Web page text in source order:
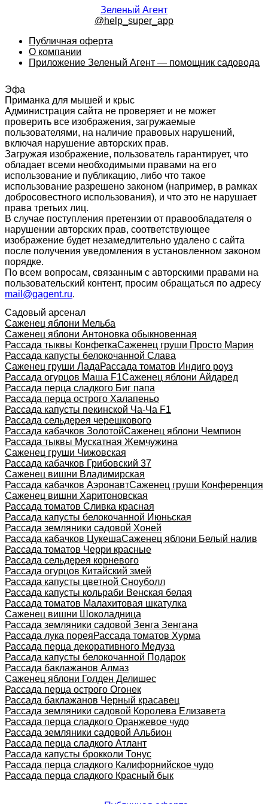
Зеленый Агент
@help_super_app
Публичная оферта
О компании
Приложение Зеленый Агент — помощник садовода
Эфа
Приманка для мышей и крыс
Администрация сайта не проверяет и не может
проверить все изображения, загружаемые
пользователями, на наличие правовых нарушений,
включая нарушение авторских прав.
Загружая изображение, пользователь гарантирует, что
обладает всеми необходимыми правами на его
использование и публикацию, либо что такое
использование разрешено законом (например, в рамках
добросовестного использования), и что это не нарушает
права третьих лиц.
В случае поступления претензии от правообладателя о
нарушении авторских прав, соответствующее
изображение будет незамедлительно удалено с сайта
после получения уведомления в установленном законом
порядке.
По всем вопросам, связанным с авторскими правами на
пользовательский контент, просим обращаться по адресу
mail@gagent.ru.
Садовый арсенал
Саженец яблони Мельба
Саженец яблони Антоновка обыкновенная
Рассада тыквы КонфеткаСаженец груши Просто Мария
Рассада капусты белокочанной Слава
Саженец груши ЛадаРассада томатов Индиго роуз
Рассада огурцов Маша F1Саженец яблони Айдаред
Рассада перца сладкого Биг папа
Рассада перца острого Халапеньо
Рассада капусты пекинской Ча-Ча F1
Рассада сельдерея черешкового
Рассада кабачков ЗолотойСаженец яблони Чемпион
Рассада тыквы Мускатная Жемчужина
Саженец груши Чижовская
Рассада кабачков Грибовский 37
Саженец вишни Владимирская
Рассада кабачков АэронавтСаженец груши Конференция
Саженец вишни Харитоновская
Рассада томатов Сливка красная
Рассада капусты белокочанной Июньская
Рассада земляники садовой Хоней
Рассада кабачков ЦукешаСаженец яблони Белый налив
Рассада томатов Черри красные
Рассада сельдерея корневого
Рассада огурцов Китайский змей
Рассада капусты цветной Сноуболл
Рассада капусты кольраби Венская белая
Рассада томатов Малахитовая шкатулка
Саженец вишни Шоколадница
Рассада земляники садовой Зенга Зенгана
Рассада лука пореяРассада томатов Хурма
Рассада перца декоративного Медуза
Рассада капусты белокочанной Подарок
Рассада баклажанов Алмаз
Саженец яблони Голден Делишес
Рассада перца острого Огонек
Рассада баклажанов Черный красавец
Рассада земляники садовой Королева Елизавета
Рассада перца сладкого Оранжевое чудо
Рассада земляники садовой Альбион
Рассада перца сладкого Атлант
Рассада капусты брокколи Тонус
Рассада перца сладкого Калифорнийское чудо
Рассада перца сладкого Красный бык